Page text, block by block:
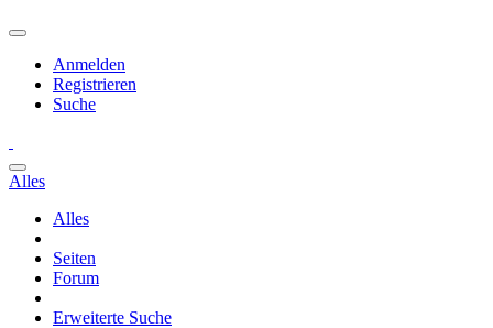
Anmelden
Registrieren
Suche
Alles
Alles
Seiten
Forum
Erweiterte Suche